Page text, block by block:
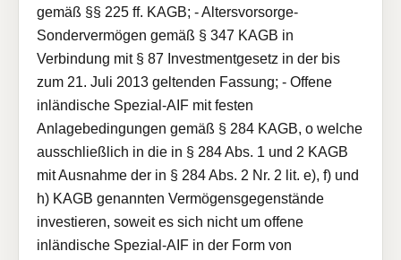
gemäß §§ 225 ff. KAGB; - Altersvorsorge-
Sondervermögen gemäß § 347 KAGB in
Verbindung mit § 87 Investmentgesetz in der bis
zum 21. Juli 2013 geltenden Fassung; - Offene
inländische Spezial-AIF mit festen
Anlagebedingungen gemäß § 284 KAGB, o welche
ausschließlich in die in § 284 Abs. 1 und 2 KAGB
mit Ausnahme der in § 284 Abs. 2 Nr. 2 lit. e), f) und
h) KAGB genannten Vermögensgegenstände
investieren, soweit es sich nicht um offene
inländische Spezial-AIF in der Form von